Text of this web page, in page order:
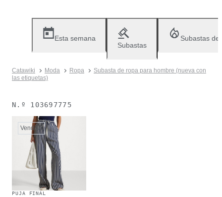
Esta semana
Subastas
Subastas
Catawiki Moda Ropa
Subasta de ropa para hombre (nueva con
las etiquetas)
N.º 103697775
Vendido
PUJA FINAL